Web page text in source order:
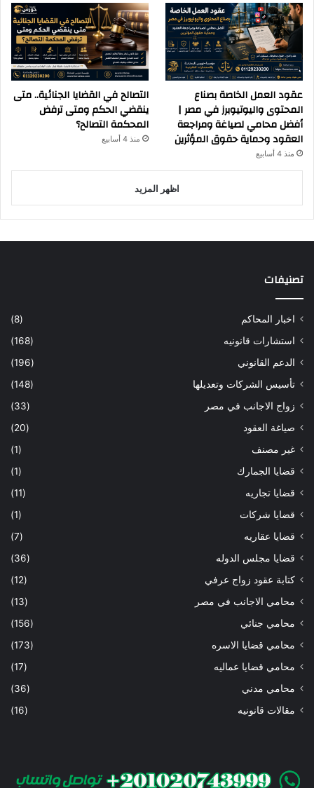
عقود العمل الخاصة بصناع
المحتوى واليوتيوبرز في مصر |
أفضل محامي لصياغة ومراجعة
العقود وحماية حقوق المؤثرين
منذ 4 أسابيع
التصالح في القضايا الجنائية.. متى
ينقضي الحكم ومتى ترفض
المحكمة التصالح؟
منذ 4 أسابيع
اظهر المزيد
تصنيفات
اخبار المحاكم
(8)
استشارات قانونيه
(168)
الدعم القانوني
(196)
تأسيس الشركات وتعديلها
(148)
زواج الاجانب في مصر
(33)
صياغة العقود
(20)
غير مصنف
(1)
قضايا الجمارك
(1)
قضايا تجاريه
(11)
قضايا شركات
(1)
قضايا عقاريه
(7)
قضايا مجلس الدوله
(36)
كتابة عقود زواج عرفي
(12)
محامي الاجانب في مصر
(13)
محامي جنائي
(156)
محامي قضايا الاسره
(173)
محامي قضايا عماليه
(17)
محامي مدني
(36)
مقالات قانونيه
(16)